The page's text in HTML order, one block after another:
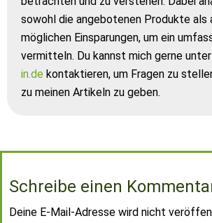
sowohl die angebotenen Produkte als
möglichen Einsparungen, um ein
vermitteln. Du kannst mich gerne unter
in.de kontaktieren, um Fragen zu
zu meinen Artikeln zu geben.
Schreibe einen
Deine E-Mail-Adresse wird nicht